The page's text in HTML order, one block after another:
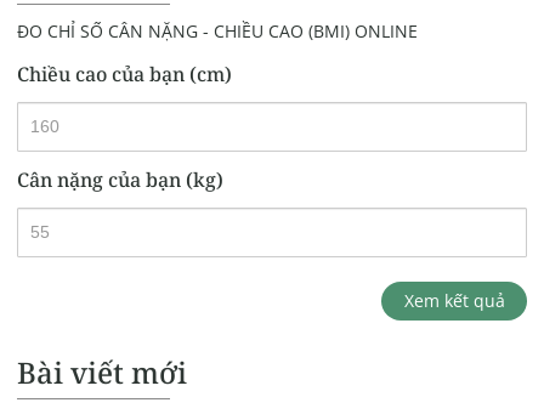
ĐO CHỈ SỐ CÂN NẶNG - CHIỀU CAO (BMI) ONLINE
Chiều cao của bạn (cm)
Cân nặng của bạn (kg)
Xem kết quả
Bài viết mới